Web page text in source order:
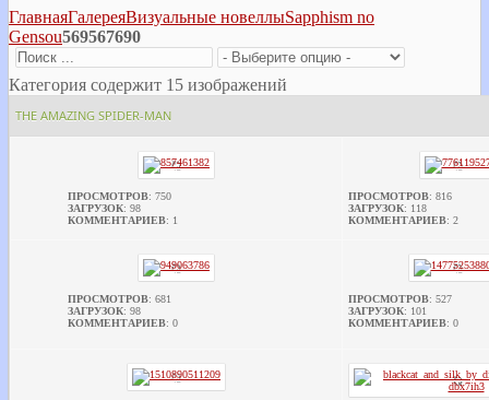
ГлавнаяГалереяВизуальные новеллыSapphism no
Gensou569567690
Категория содержит 15 изображений
THE AMAZING SPIDER-MAN
ПРОСМОТРОВ: 750
ЗАГРУЗОК: 98
КОММЕНТАРИЕВ: 1
ПРОСМОТРОВ: 816
ЗАГРУЗОК: 118
КОММЕНТАРИЕВ: 2
ПРОСМОТРОВ: 681
ЗАГРУЗОК: 98
КОММЕНТАРИЕВ: 0
ПРОСМОТРОВ: 527
ЗАГРУЗОК: 101
КОММЕНТАРИЕВ: 0